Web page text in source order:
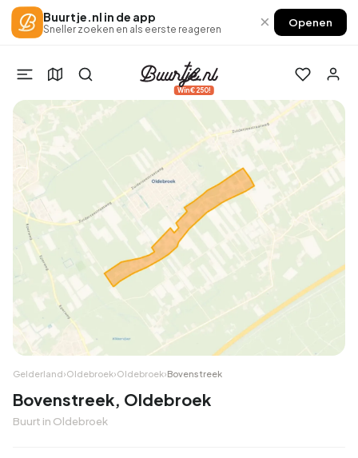
Buurtje.nl in de app
Sneller zoeken en als eerste reageren × Openen
Win €250!
Gelderland›Oldebroek›Oldebroek›Bovenstreek
Bovenstreek, Oldebroek
Buurt in Oldebroek